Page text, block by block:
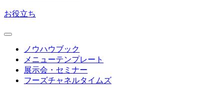
お役立ち
ノウハウブック
メニューテンプレート
展示会・セミナー
フーズチャネルタイムズ